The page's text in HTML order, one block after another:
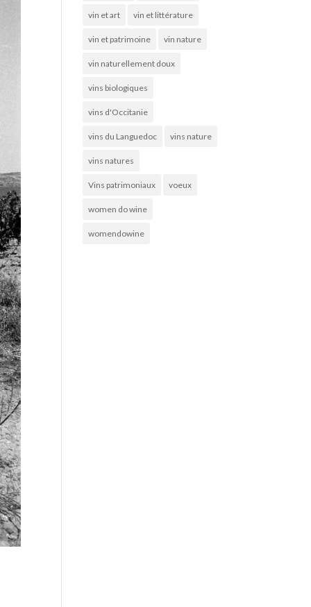
vin et art vin et littérature
vin et patrimoine vin nature
vin naturellement doux
vins biologiques
vins d'Occitanie
vins du Languedoc vins nature
vins natures
Vins patrimoniaux voeux
women do wine
womendowine